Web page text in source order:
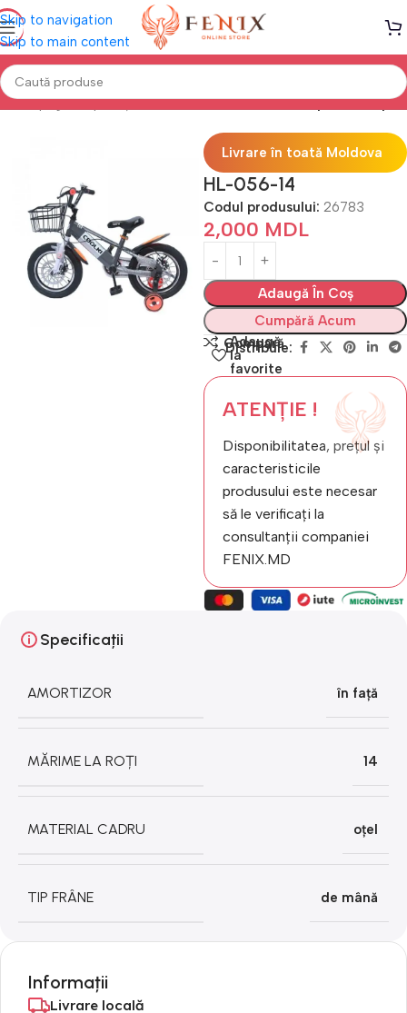
Skip to navigation
Skip to main content
Prima pagină Sport și Aer liber Biciclete Biciclete pentru copii
Livrare în toată Moldova
HL-056-14
Codul produsului: 26783
2,000 MDL
Adaugă În Coș
Cumpără Acum
Compară
Adaugă
la
favorite
Distribuie:
ATENȚIE !
Disponibilitatea, prețul și
caracteristicile
produsului este necesar
să le verificați la
consultanții companiei
FENIX.MD
Specificații
AMORTIZOR în față
MĂRIME LA ROȚI 14
MATERIAL CADRU oțel
TIP FRÂNE de mână
Informații
Livrare locală